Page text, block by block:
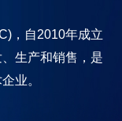
，自2010年成立
生产和销售，是
业。